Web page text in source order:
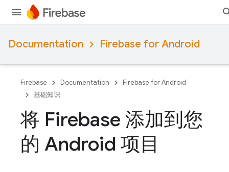
Documentation Firebase for Android
Firebase Documentation
Firebase for Android
基础知识
将 Firebase 添加到您
的 Android 项目